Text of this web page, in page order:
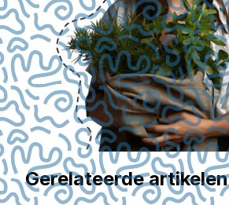
Gerelateerde artikelen